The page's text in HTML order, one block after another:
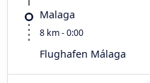
Malaga
8 km - 0:00
Flughafen Málaga